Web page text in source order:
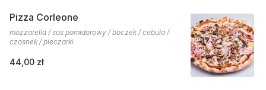
Pizza Corleone
mozzarella / sos pomidorowy / boczek / cebula /
czosnek / pieczarki
44,00 zł